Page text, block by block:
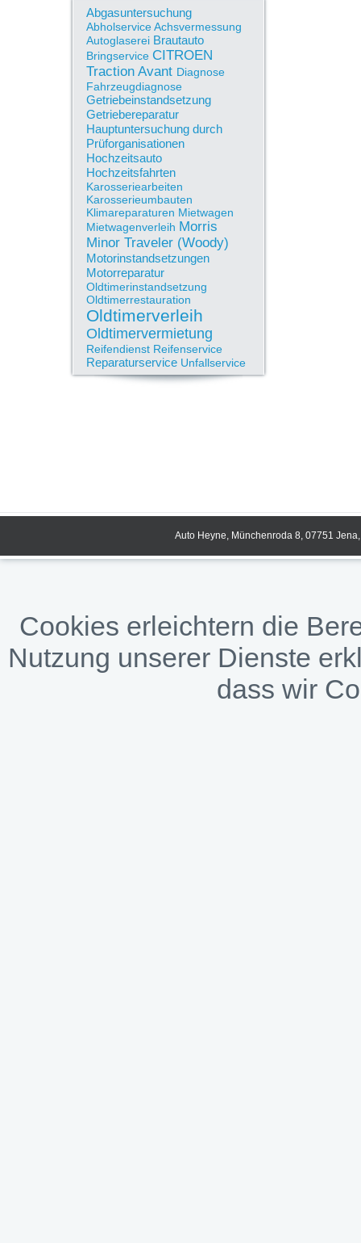
Abgasuntersuchung
AbholserviceAchsvermessung
Autoglaserei Brautauto
Bringservice CITROEN
Traction Avant Diagnose
Fahrzeugdiagnose
Getriebeinstandsetzung
Getriebereparatur
Hauptuntersuchung durch
Prüforganisationen
Hochzeitsauto
Hochzeitsfahrten
Karosseriearbeiten
Karosserieumbauten
Klimareparaturen Mietwagen
Mietwagenverleih Morris
Minor Traveler (Woody)
Motorinstandsetzungen
Motorreparatur
Oldtimerinstandsetzung
Oldtimerrestauration
Oldtimerverleih
Oldtimervermietung
Reifendienst Reifenservice
Reparaturservice Unfallservice
Auto Heyne, Münchenroda 8, 07751
Cookies erleichtern die
Nutzung unserer Dienste
dass wir